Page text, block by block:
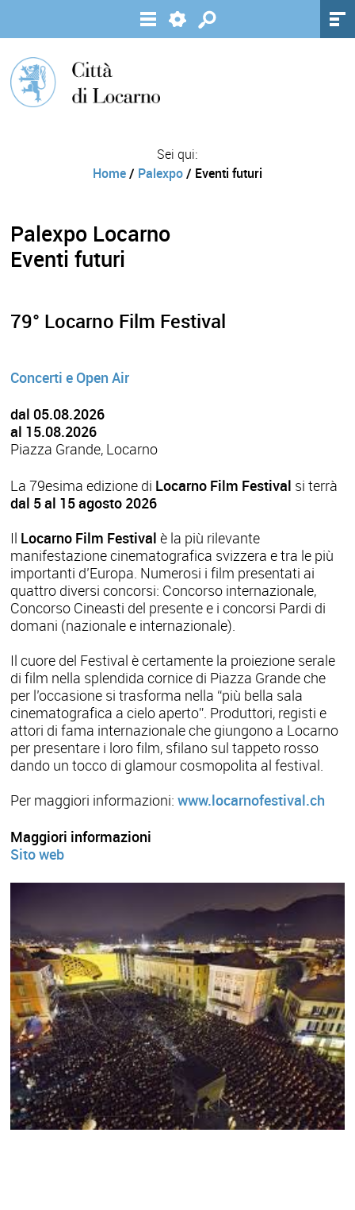
Sei qui:
Home/ Palexpo/ Eventi futuri
Palexpo Locarno
Eventi futuri
79° Locarno Film Festival
Concerti e Open Air
dal 05.08.2026
al 15.08.2026
Piazza Grande, Locarno
La 79esima edizione di Locarno Film Festival si terrà
dal 5 al 15 agosto 2026
Il Locarno Film Festivalè la più rilevante
manifestazione cinema­tografica svizzera e tra le più
importanti d’Europa. Numerosi i film presentati ai
quattro diversi concorsi: Concorso internazionale,
Concorso Cineasti del presente e i concorsi Pardi di
domani (nazionale e internazionale).
Il cuore del Festival è certamente la proiezione serale
di film nella splen­dida cornice di Piazza Grande che
per l’occasione si trasforma nella “più bella sala
cinematografica a cielo aperto”. Produttori, registi e
attori di fama internazionale che giungono a Locarno
per presentare i loro film, sfilano sul tappeto rosso
dando un tocco di glamour cosmo­polita al festival.
Per maggiori informazioni:www.locarnofestival.ch
Maggiori informazioni
Sito web